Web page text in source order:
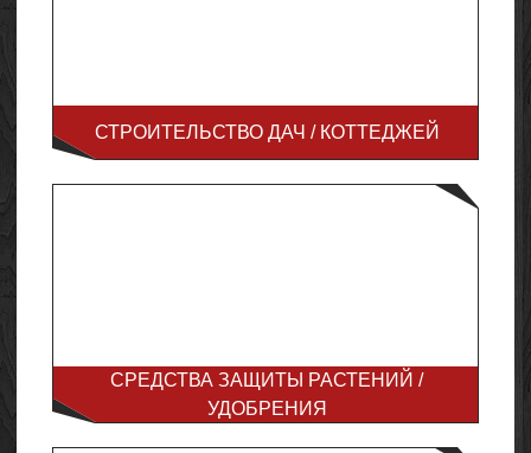
СТРОИТЕЛЬСТВО ДАЧ / КОТТЕДЖЕЙ
СРЕДСТВА ЗАЩИТЫ РАСТЕНИЙ /
УДОБРЕНИЯ